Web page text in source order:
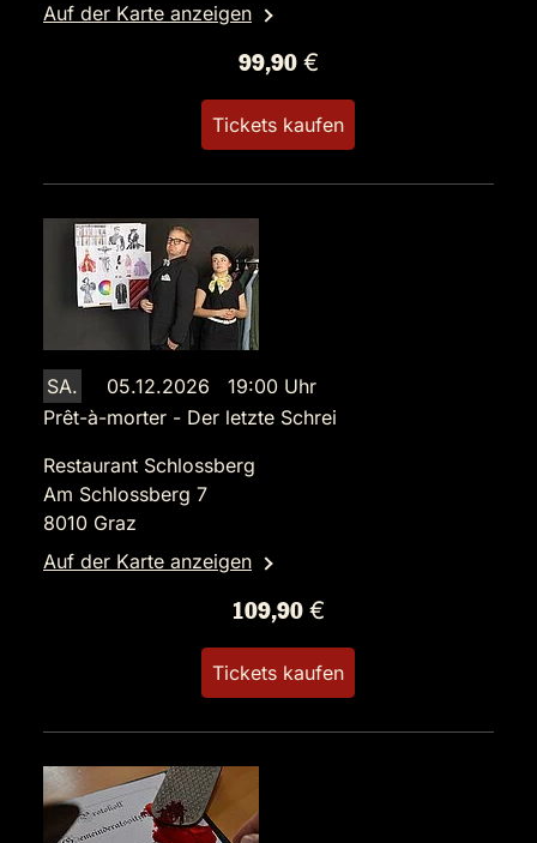
Auf der Karte anzeigen
99,90 €
Tickets kaufen
SA.
05.12.2026 19:00 Uhr
Prêt-à-morter - Der letzte Schrei
Restaurant Schlossberg
Am Schlossberg 7
8010 Graz
Auf der Karte anzeigen
109,90 €
Tickets kaufen